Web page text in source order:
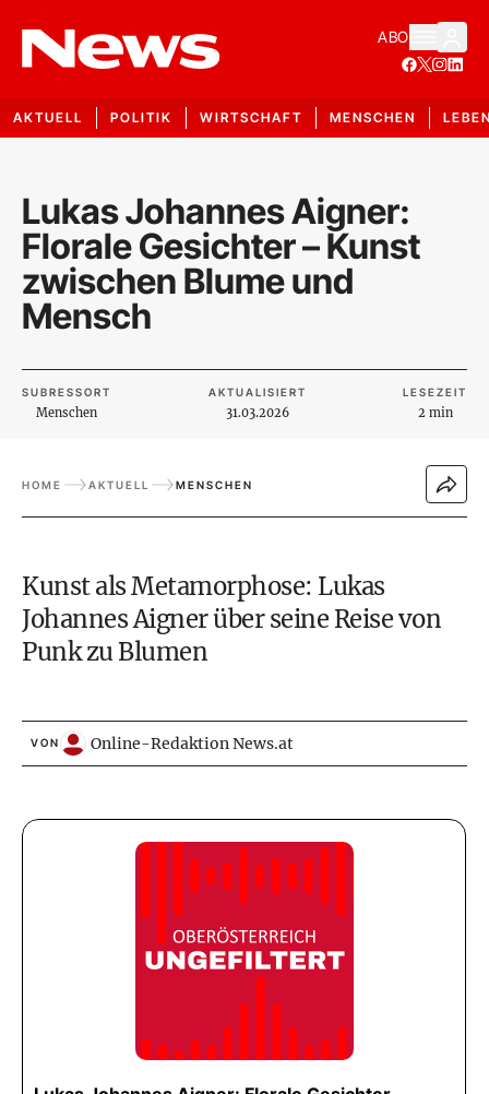
ABO
AKTUELL POLITIK WIRTSCHAFT MENSCHEN
Lukas Johannes Aigner:
Florale Gesichter – Kunst
zwischen Blume und
Mensch
SUBRESSORT
Menschen
AKTUALISIERT
31.03.2026
LESEZEIT
2 min
HOME AKTUELL MENSCHEN
Kunst als Metamorphose: Lukas
Johannes Aigner über seine Reise von
Punk zu Blumen
VON Online-Redaktion News.at